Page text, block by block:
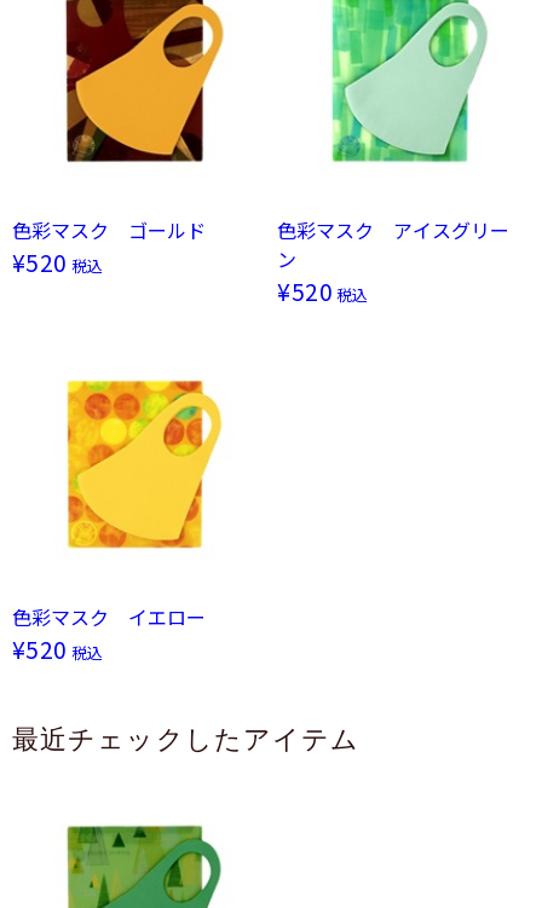
破棄等は自治体の定める方法に従って処理してください。
色彩マスク ゴールド
¥520 税込
色彩マスク アイスグリー
ン
¥520 税込
色彩マスク イエロー
¥520 税込
最近チェックしたアイテム